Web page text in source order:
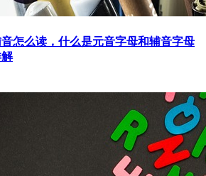
怎么读，什么是元音字母和辅音字母